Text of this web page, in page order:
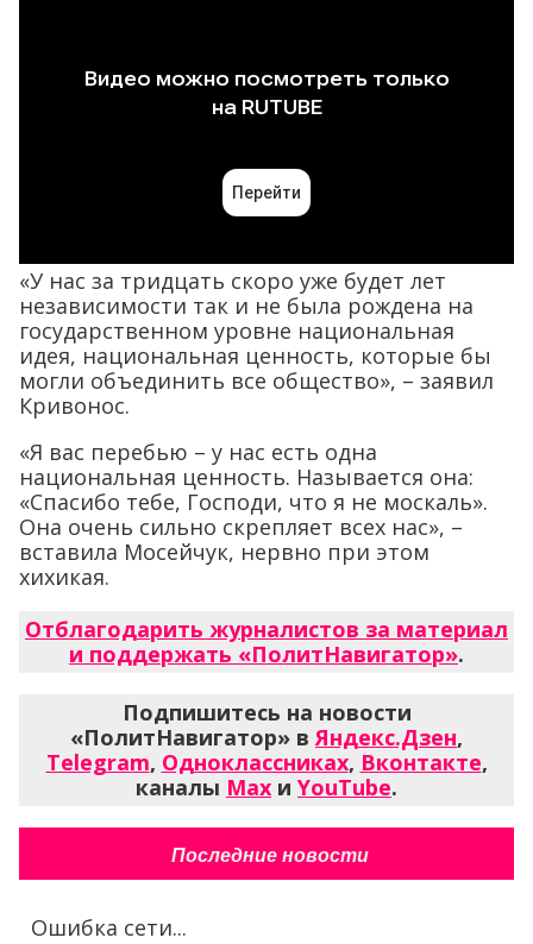
«У нас за тридцать скоро уже будет лет
независимости так и не была рождена на
государственном уровне национальная
идея, национальная ценность, которые бы
могли объединить все общество», – заявил
Кривонос.
«Я вас перебью – у нас есть одна
национальная ценность. Называется она:
«Спасибо тебе, Господи, что я не москаль».
Она очень сильно скрепляет всех нас», –
вставила Мосейчук, нервно при этом
хихикая.
Отблагодарить журналистов за материал
и поддержать «ПолитНавигатор».
Подпишитесь на новости
«ПолитНавигатор» вЯндекс.Дзен,
Telegram, Одноклассниках, Вконтакте,
каналы Max и YouTube.
Последние новости
Ошибка сети...